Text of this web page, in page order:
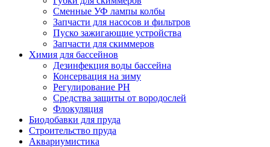
Сменные УФ лампы колбы
Запчасти для насосов и фильтров
Пуско зажигающие устройства
Запчасти для скиммеров
Химия для бассейнов
Дезинфекция воды бассейна
Консервация на зиму
Регулирование PH
Средства защиты от вородослей
Флокуляция
Биодобавки для пруда
Строительство пруда
Аквариумистика